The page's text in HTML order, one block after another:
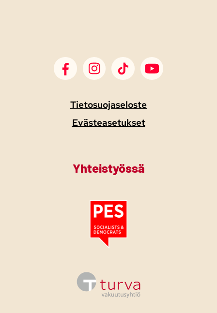
SDP Facebook
SDP Instagram
SDP TikTokSDP Youtube
Tietosuojaseloste
Evästeasetukset
Yhteistyössä
Tutustu PES:n periaatejulistukseen